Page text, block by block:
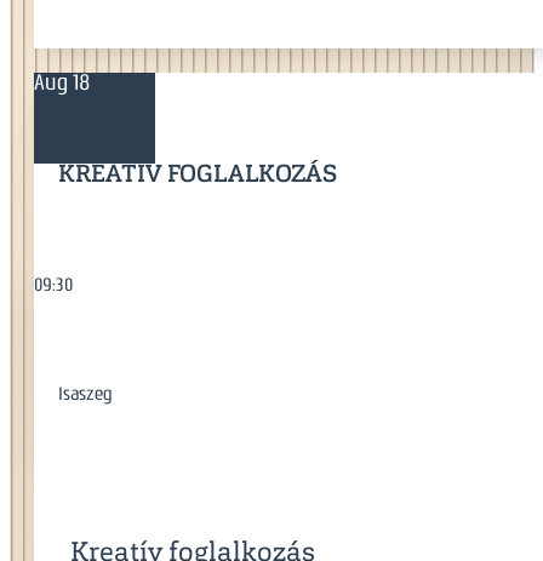
Aug 18
KREATÍV FOGLALKOZÁS
09:30
Isaszeg
Kreatív foglalkozás